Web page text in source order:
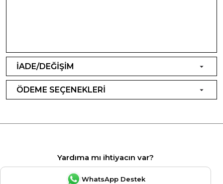
İADE/DEĞİŞİM
ÖDEME SEÇENEKLERİ
Yardıma mı ihtiyacın var?
WhatsApp Destek